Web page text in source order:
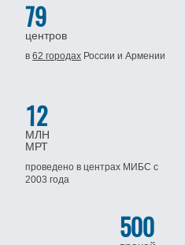
79
центров
в62 городах Россиии Армении
12
МЛН
МРТ
проведено в центрах МИБСс
2003 года
500